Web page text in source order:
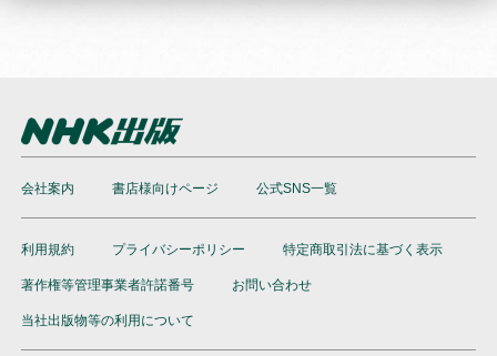
会社案内 書店様向けページ 公式SNS一覧
利用規約 プライバシーポリシー 特定商取引法に基づく表示
著作権等管理事業者許諾番号 お問い合わせ
当社出版物等の利用について